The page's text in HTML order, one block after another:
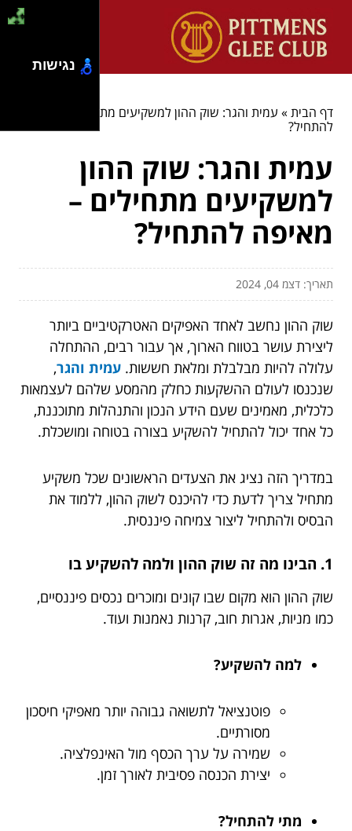
דף הבית» עמית והגר: שוק ההון למשקיעים מתחילים – מאיפה
להתחיל?
עמית והגר: שוק ההון
למשקיעים מתחילים –
מאיפה להתחיל?
תאריך: דצמ 04, 2024
שוק ההון נחשב לאחד האפיקים האטרקטיביים ביותר
ליצירת עושר בטווח הארוך, אך עבור רבים, ההתחלה
עלולה להיות מבלבלת ומלאת חששות. עמית והגר,
שנכנסו לעולם ההשקעות כחלק מהמסע שלהם לעצמאות
כלכלית, מאמינים שעם הידע הנכון והתנהלות מתוכננת,
כל אחד יכול להתחיל להשקיע בצורה בטוחה ומושכלת.
במדריך הזה נציג את הצעדים הראשונים שכל משקיע
מתחיל צריך לדעת כדי להיכנס לשוק ההון, ללמוד את
הבסיס ולהתחיל ליצור צמיחה פיננסית.
1. הבינו מה זה שוק ההון ולמה להשקיע בו
שוק ההון הוא מקום שבו קונים ומוכרים נכסים פיננסיים,
כמו מניות, אגרות חוב, קרנות נאמנות ועוד.
למה להשקיע?
פוטנציאל לתשואה גבוהה יותר מאפיקי חיסכון
מסורתיים.
שמירה על ערך הכסף מול האינפלציה.
יצירת הכנסה פסיבית לאורך זמן.
מתי להתחיל?
נגישות